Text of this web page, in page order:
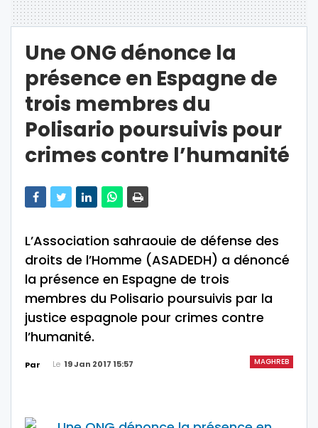
Une ONG dénonce la
présence en Espagne de
trois membres du
Polisario poursuivis pour
crimes contre l’humanité
L’Association sahraouie de défense des
droits de l’Homme (ASADEDH) a dénoncé
la présence en Espagne de trois
membres du Polisario poursuivis par la
justice espagnole pour crimes contre
l’humanité.
MAGHREB
Par Le 19 Jan 2017 15:57